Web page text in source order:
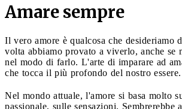
Amare sempre
Il vero amore è qualcosa che desideriamo
volta abbiamo provato a viverlo, anche se
nel modo di farlo. L'arte di imparare ad
che tocca il più profondo del nostro essere.
Nel mondo attuale, l'amore si basa molto
passionale, sulle sensazioni. Sembrerebbe